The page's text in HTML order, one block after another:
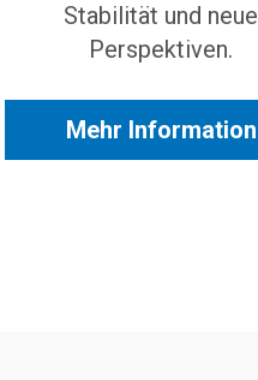
Stabilität und neue
Perspektiven.
Mehr Information